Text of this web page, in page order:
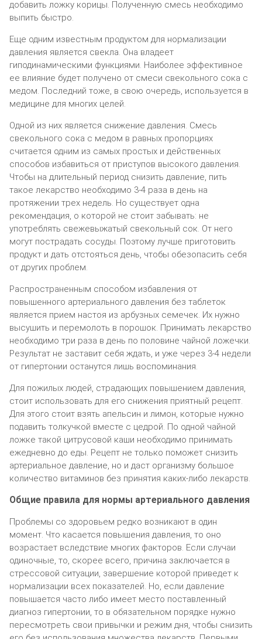
добавить ложку корицы. Полученную смесь необходимо
выпить быстро.
Еще одним известным продуктом для нормализации
давления является свекла. Она владеет
гиподинамическими функциями. Наиболее эффективное
ее влияние будет получено от смеси свекольного сока с
медом. Последний тоже, в свою очередь, используется в
медицине для многих целей.
Одной из них является снижение давления. Смесь
свекольного сока с медом в равных пропорциях
считается одним из самых простых и действенных
способов избавиться от приступов высокого давления.
Чтобы на длительный период снизить давление, пить
такое лекарство необходимо 3-4 раза в день на
протяжении трех недель. Но существует одна
рекомендация, о которой не стоит забывать: не
употреблять свежевыжатый свекольный сок. От него
могут пострадать сосуды. Поэтому лучше приготовить
продукт и дать отстояться день, чтобы обезопасить себя
от других проблем.
Распространенным способом избавления от
повышенного артериального давления без таблеток
является прием настоя из арбузных семечек. Их нужно
высушить и перемолоть в порошок. Принимать лекарство
необходимо три раза в день по половине чайной ложечки.
Результат не заставит себя ждать, и уже через 3-4 недели
от гипертонии останутся лишь воспоминания.
Для пожилых людей, страдающих повышением давления,
стоит использовать для его снижения приятный рецепт.
Для этого стоит взять апельсин и лимон, которые нужно
подавить толкучкой вместе с цедрой. По одной чайной
ложке такой цитрусовой каши необходимо принимать
ежедневно до еды. Рецепт не только поможет снизить
артериальное давление, но и даст организму большое
количество витаминов без принятия каких-либо лекарств.
Общие правила для нормы артериального давления
Проблемы со здоровьем редко возникают в один
момент. Что касается повышения давления, то оно
возрастает вследствие многих факторов. Если случаи
одиночные, то, скорее всего, причина заключается в
стрессовой ситуации, завершение которой приведет к
нормализации всех показателей. Но, если давление
повышается часто либо имеет место поставленный
диагноз гипертонии, то в обязательном порядке нужно
пересмотреть свои привычки и режим дня, чтобы снизить